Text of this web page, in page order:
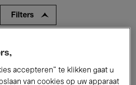
Filters
Films
accepteren” te klikken gaat u
van cookies op uw apparaat